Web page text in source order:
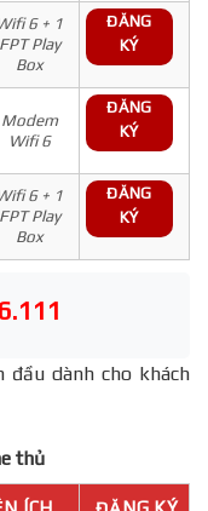
6 + 1
FPT Play
Box
ĐĂNG
KÝ
Modem
Wifi 6
ĐĂNG
KÝ
6 + 1
FPT Play
Box
ĐĂNG
KÝ
dành cho khách
thủ